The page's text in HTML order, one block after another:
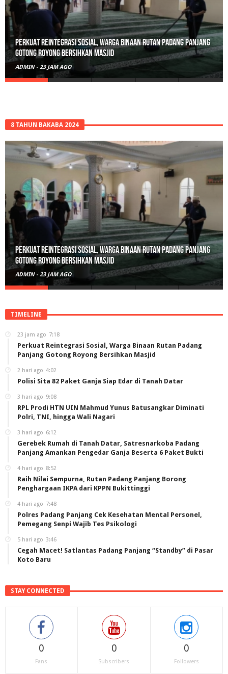
Perkuat Reintegrasi Sosial, Warga Binaan Rutan Padang Panjang
Gotong Royong Bersihkan Masjid
ADMIN - 23 JAM AGO
8 TAHUN BAKABA 2024
Perkuat Reintegrasi Sosial, Warga Binaan Rutan Padang Panjang
Gotong Royong Bersihkan Masjid
ADMIN - 23 JAM AGO
TIMELINE
23 jam ago 7:18
Perkuat Reintegrasi Sosial, Warga Binaan Rutan Padang
Panjang Gotong Royong Bersihkan Masjid
2 hari ago 4:02
Polisi Sita 82 Paket Ganja Siap Edar di Tanah Datar
3 hari ago 9:08
RPL Prodi HTN UIN Mahmud Yunus Batusangkar Diminati
Polri, TNI, hingga Wali Nagari
3 hari ago 6:12
Gerebek Rumah di Tanah Datar, Satresnarkoba Padang
Panjang Amankan Pengedar Ganja Beserta 6 Paket Bukti
4 hari ago 8:52
Raih Nilai Sempurna, Rutan Padang Panjang Borong
Penghargaan IKPA dari KPPN Bukittinggi
4 hari ago 7:48
Polres Padang Panjang Cek Kesehatan Mental Personel,
Pemegang Senpi Wajib Tes Psikologi
5 hari ago 3:46
Cegah Macet! Satlantas Padang Panjang “Standby” di Pasar
Koto Baru
STAY CONNECTED
0
Fans
0
Subscribers
0
Followers